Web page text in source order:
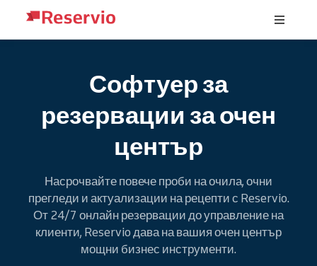
Софтуер за
резервации за очен
център
Насрочвайте повече проби на очила, очни
прегледи и актуализации на рецепти с Reservio.
От 24/7 онлайн резервации до управление на
клиенти, Reservio дава на вашия очен център
мощни бизнес инструменти.